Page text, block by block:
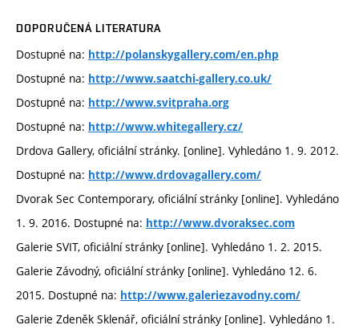
DOPORUČENÁ LITERATURA
Dostupné na: http://polanskygallery.com/en.php
Dostupné na: http://www.saatchi-gallery.co.uk/
Dostupné na: http://www.svitpraha.org
Dostupné na: http://www.whitegallery.cz/
Drdova Gallery, oficiální stránky. [online]. Vyhledáno 1. 9. 2012.
Dostupné na: http://www.drdovagallery.com/
Dvorak Sec Contemporary, oficiální stránky [online]. Vyhledáno
1. 9. 2016. Dostupné na: http://www.dvoraksec.com
Galerie SVIT, oficiální stránky [online]. Vyhledáno 1. 2. 2015.
Galerie Závodný, oficiální stránky [online]. Vyhledáno 12. 6.
2015. Dostupné na: http://www.galeriezavodny.com/
Galerie Zdeněk Sklenář, oficiální stránky [online]. Vyhledáno 1.